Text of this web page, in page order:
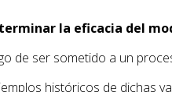
la eficacia del
de ser sometido a un
históricos de dichas